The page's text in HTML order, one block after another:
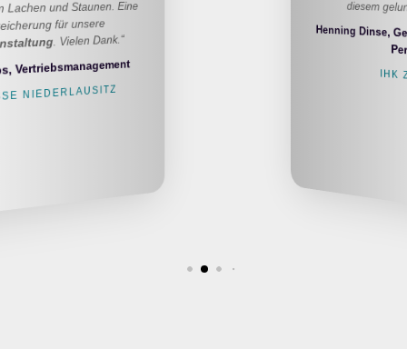
diesem gelungenen Abend! “
Henning Dinse, Geschäftsbereichsleiter